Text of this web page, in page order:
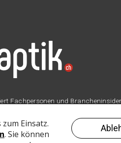
Fachpersonen und